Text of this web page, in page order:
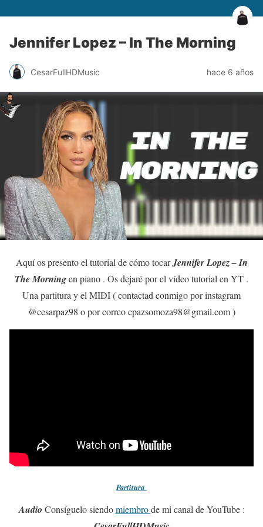
Jennifer Lopez – In The Morning
CesarFullHDMusic hace 6 años
Aquí os presento el tutorial de cómo tocarJennifer Lopez – In
The Morningen piano . Os dejaré por el vídeo tutorial en YT .
Una partitura y el MIDI ( contactad conmigo por instagram
@cesarpaz98 o por correo cpazsomoza98@gmail.com )
Partitura
Audio Consíguelo siendomiembrode mi canal de YouTube :